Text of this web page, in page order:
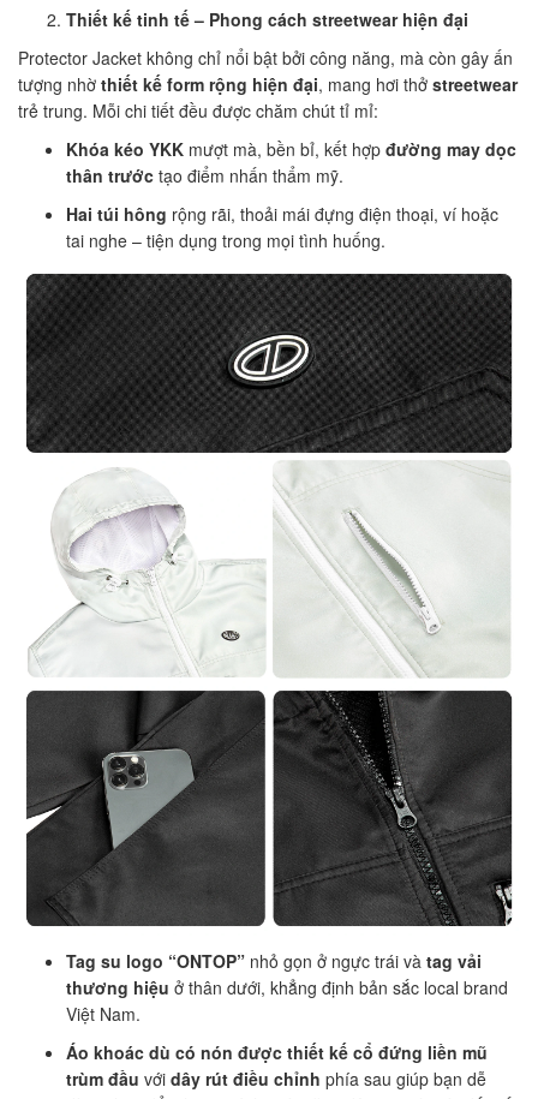
Thiết kế tinh tế – Phong cách streetwear hiện đại
Protector Jacket không chỉ nổi bật bởi công năng, mà còn gây ấn
tượng nhờ thiết kế form rộng hiện đại, mang hơi thở streetwear
trẻ trung. Mỗi chi tiết đều được chăm chút tỉ mỉ:
Khóa kéo YKK mượt mà, bền bỉ, kết hợp đường may dọc
thân trước tạo điểm nhấn thẩm mỹ.
Hai túi hông rộng rãi, thoải mái đựng điện thoại, ví hoặc
tai nghe – tiện dụng trong mọi tình huống.
Tag su logo “ONTOP” nhỏ gọn ở ngực trái và tag vải
thương hiệu ở thân dưới, khẳng định bản sắc local brand
Việt Nam.
Áo khoác dù có nón được thiết kế cổ đứng liền mũ
trùm đầu với dây rút điều chỉnh phía sau giúp bạn dễ